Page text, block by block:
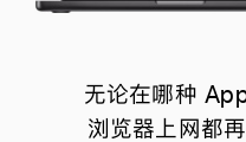
无论在哪种
浏览器上网都